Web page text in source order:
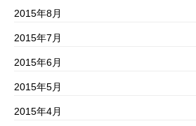
2015年8月
2015年7月
2015年6月
2015年5月
2015年4月